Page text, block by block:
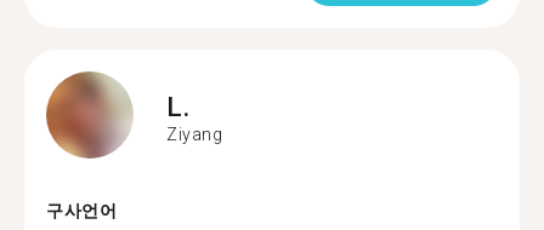
L.
Ziyang
구사언어